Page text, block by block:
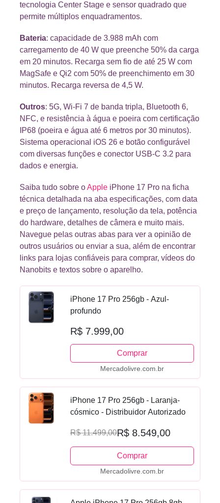
tecnologia Center Stage e sensor quadrado que
permite múltiplos enquadramentos.
Bateria: capacidade de 3.988 mAh com
carregamento de 40 W que preenche 50% da carga
em 20 minutos. Recarga sem fio de até 25 W com
MagSafe e Qi2 com 50% de preenchimento em 30
minutos. Recarga reversa de 4,5 W.
Outros: 5G, Wi-Fi 7 de banda tripla, Bluetooth 6,
NFC, e resistência à água e poeira com certificação
IP68 (poeira e água até 6 metros por 30 minutos).
Sistema operacional iOS 26 e botão configurável
com diversas funções e conector USB-C 3.2 para
dados e energia.
Saiba tudo sobre oApple iPhone 17 Pro na ficha
técnica detalhada na aba especificações, com data
e preço de lançamento, resolução da tela, potência
do hardware, detalhes de câmera e muito mais.
Navegue pelas outras abas para ver a opinião de
outros usuários ou enviar a sua, além de encontrar
links para lojas confiáveis para comprar, vídeos do
Nanobits e textos sobre o aparelho.
iPhone 17 Pro 256gb - Azul-
profundo
R$ 7.999,00
Comprar
Mercadolivre.com.br
iPhone 17 Pro 256gb - Laranja-
cósmico - Distribuidor Autorizado
R$ 11.499,00R$ 8.549,00
Comprar
Mercadolivre.com.br